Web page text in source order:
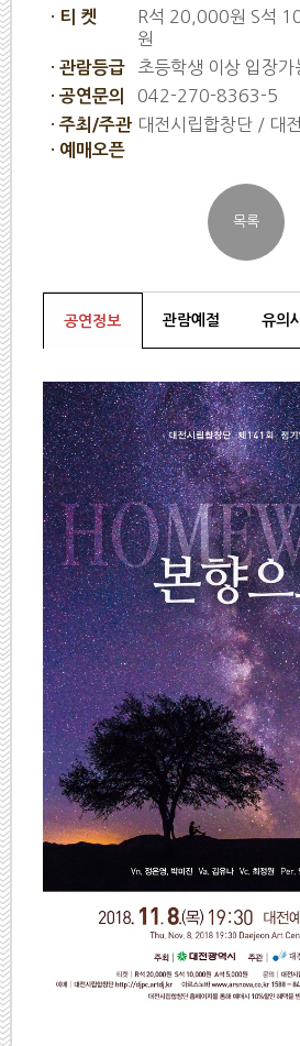
· 티 켓
R석 20,000원 S석
원
· 관람등급 초등학생 이상 입장가
· 공연문의 042-270-8363-5
· 주최/주관 대전시립합창단 / 대
· 예매오픈
공연정보 관람예절 유의